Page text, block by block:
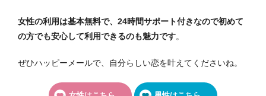
女性の利用は基本無料で、24時間サポート付きなので初めて
の方でも安心して利用できるのも魅力です。
ぜひハッピーメールで、自分らしい恋を叶えてくださいね。